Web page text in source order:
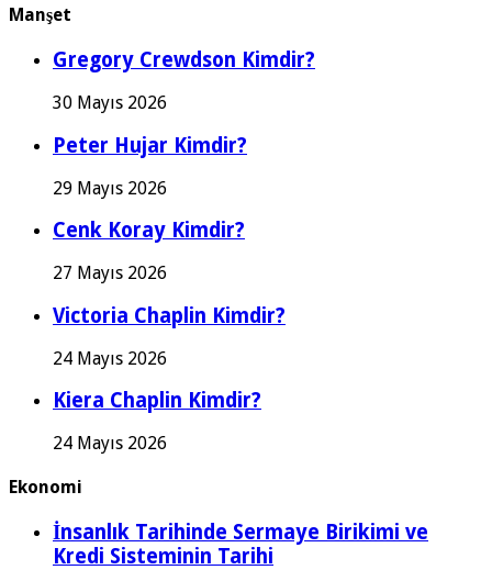
Manşet
Gregory Crewdson Kimdir?
30 Mayıs 2026
Peter Hujar Kimdir?
29 Mayıs 2026
Cenk Koray Kimdir?
27 Mayıs 2026
Victoria Chaplin Kimdir?
24 Mayıs 2026
Kiera Chaplin Kimdir?
24 Mayıs 2026
Ekonomi
İnsanlık Tarihinde Sermaye Birikimi ve
Kredi Sisteminin Tarihi